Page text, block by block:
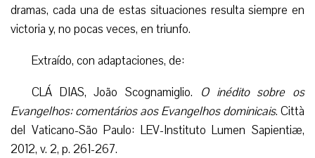
dramas, cada una de estas situaciones resulta siempre en
victoria y, no pocas veces, en triunfo.
Extraído, con adaptaciones, de:
CLÁ DIAS, João Scognamiglio. O inédito sobre os
Evangelhos: comentários aos Evangelhos dominicais. Città
del Vaticano-São Paulo: LEV-Instituto Lumen Sapientiæ,
2012, v. 2, p. 261-267.